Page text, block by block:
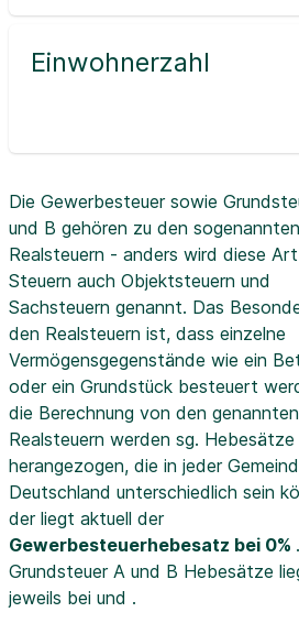
Einwohnerzahl
Die Gewerbesteuer sowie
und B gehören zu den sogenannten
Realsteuern - anders wird diese
Steuern auch Objektsteuern und
Sachsteuern genannt. Das
den Realsteuern ist, dass einzelne
Vermögensgegenstände wie ein
oder ein Grundstück besteuert
die Berechnung von den genannten
Realsteuern werden sg. Hebesätze
herangezogen, die in jeder
Deutschland unterschiedlich sein
der liegt aktuell der
Gewerbesteuerhebesatz bei 0%
Grundsteuer A und B Hebesätze
jeweils bei und .